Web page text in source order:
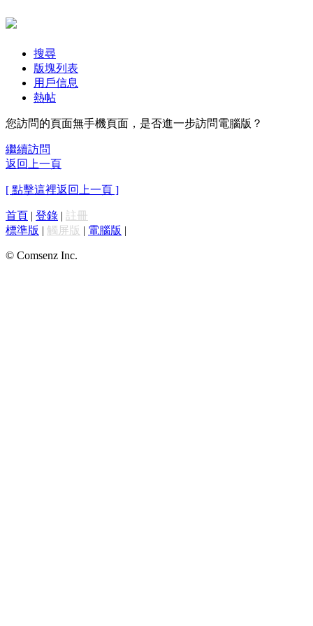
搜尋
版塊列表
用戶信息
熱帖
您訪問的頁面無手機頁面，是否進一步訪問電腦版？
繼續訪問
返回上一頁
[ 點擊這裡返回上一頁 ]
首頁 | 登錄 | 註冊
標準版 | 觸屏版 | 電腦版 |
© Comsenz Inc.